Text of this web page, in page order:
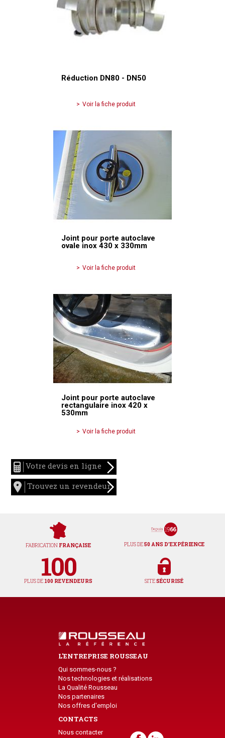
Réduction DN80 - DN50
Voir la fiche produit
Joint pour porte autoclave
ovale inox 430 x 330mm
Voir la fiche produit
Joint pour porte autoclave
rectangulaire inox 420 x
530mm
Voir la fiche produit
Votre devis en ligne
Trouvez un revendeur
FABRICATION FRANÇAISE PLUS DE50 ANS D'EXPÉRIENCE
PLUS DE 100 REVENDEURS SITESÉCURISÉ
L'ENTREPRISE ROUSSEAU
Qui sommes-nous ?
Nos technologies et réalisations
La Qualité Rousseau
Nos partenaires
Nos offres d'emploi
CONTACTS
Nous contacter